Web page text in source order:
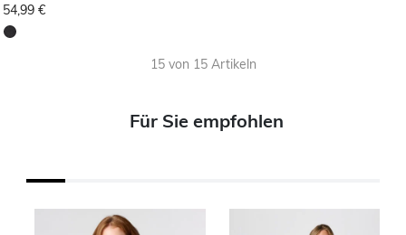
54,99 €
15 von 15 Artikeln
Für Sie empfohlen